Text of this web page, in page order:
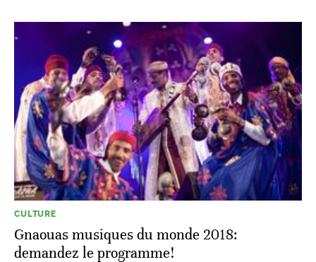
CULTURE
Gnaouas musiques du monde 2018:
demandez le programme!